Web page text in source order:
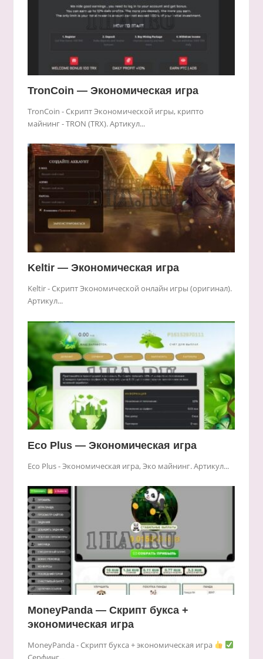
TronCoin — Экономическая игра
TronCoin - Скрипт Экономической игры, крипто
майнинг - TRON (TRX). Артикул...
Keltir — Экономическая игра
Keltir - Скрипт Экономической онлайн игры (оригинал).
Артикул...
Eco Plus — Экономическая игра
Eco Plus - Экономическая игра, Эко майнинг. Артикул...
MoneyPanda — Скрипт букса +
экономическая игра
MoneyPanda - Скрипт букса + экономическая игра